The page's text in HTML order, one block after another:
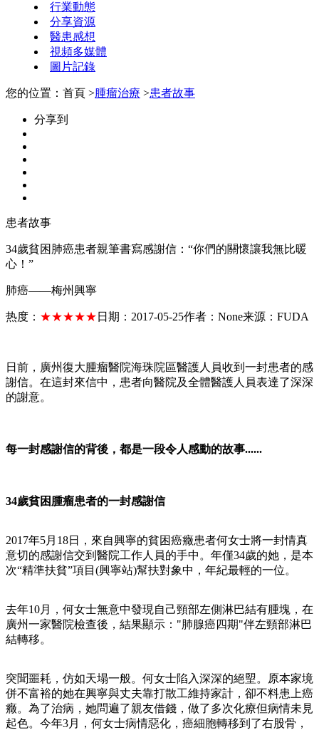
行業動態
分享資源
醫患感想
視頻多媒體
圖片記錄
您的位置：首頁 >腫瘤治療 >患者故事
分享到
患者故事
34歲貧困肺癌患者親筆書寫感謝信：“你們的關懷讓我無比暖
心！”
肺癌——梅州興寧
热度： ★★★★★ 日期： 2017-05-25作者： None来源： FUDA
日前，廣州復大腫瘤醫院海珠院區醫護人員收到一封患者的感
謝信。在這封來信中，患者向醫院及全體醫護人員表達了深深
的謝意。
每一封感謝信的背後，都是一段令人感動的故事......
34歲貧困腫瘤患者的一封感謝信
2017年5月18日，來自興寧的貧困癌癥患者何女士將一封情真
意切的感謝信交到醫院工作人員的手中。年僅34歲的她，是本
次“精準扶貧”項目(興寧站)幫扶對象中，年紀最輕的一位。
去年10月，何女士無意中發現自己頸部左側淋巴結有腫塊，在
廣州一家醫院檢查後，結果顯示："肺腺癌四期"伴左頸部淋巴
結轉移。
突聞噩耗，仿如天塌一般。何女士陷入深深的絕朢。原本家境
併不富裕的她在興寧與丈夫靠打散工維持家計，卻不料患上癌
癥。為了治病，她問遍了親友借錢，做了多次化療但病情未見
起色。今年3月，何女士病情惡化，癌細胞轉移到了右股骨，